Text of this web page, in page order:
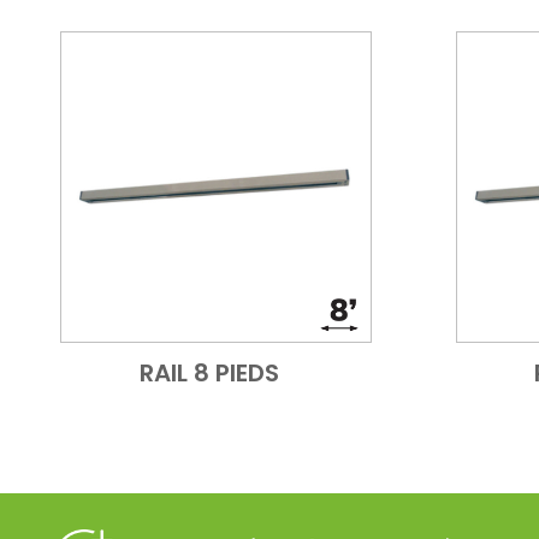
Add to CartVue d'ensemble
RAIL 8 PIEDS